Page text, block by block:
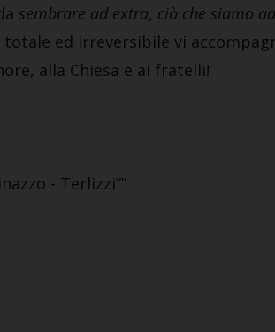
sembrare ad extra, ciò che siamo
totale ed irreversibile vi
alla Chiesa e ai fratelli!
- Terlizzi””